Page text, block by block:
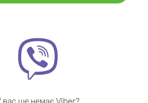
вас ще немає Viber?